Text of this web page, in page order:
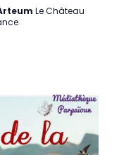
Le Château